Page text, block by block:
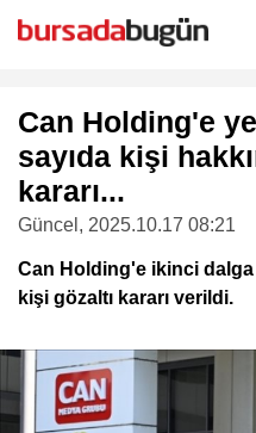
Can Holding'e
sayıda kişi
kararı...
Güncel , 2025.10.17 08:21
Can Holding'e ikinci
kişi gözaltı kararı verildi.